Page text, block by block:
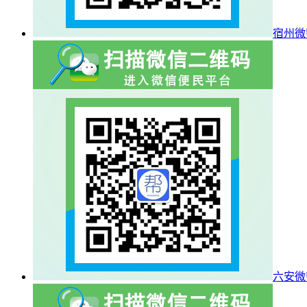
宿州
六安